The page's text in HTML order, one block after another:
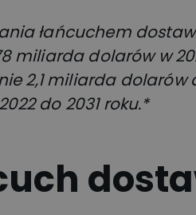
łańcuchem
miliarda dolarów w
2,1 miliarda dolarów
do 2031 roku.*